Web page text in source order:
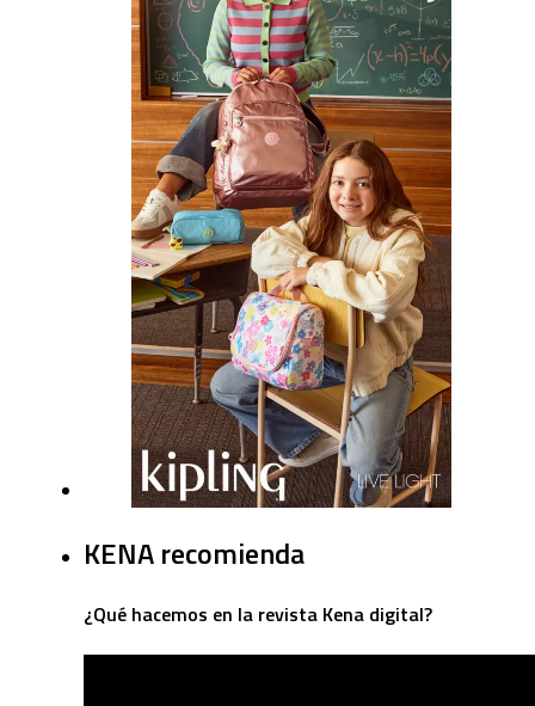
KENA recomienda
¿Qué hacemos en la revista Kena digital?